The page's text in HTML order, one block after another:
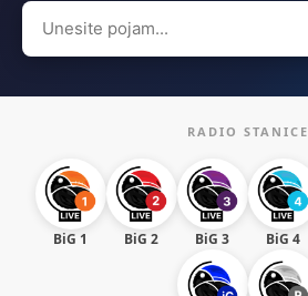
Search
for:
RADIO STANICE
BiG 1 BiG 2 BiG 3 BiG 4